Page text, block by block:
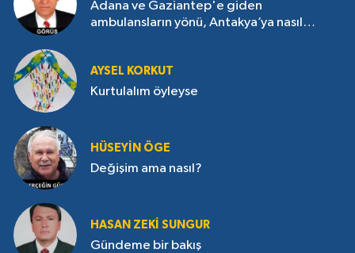
Adana ve Gaziantep'e giden
ambulansların yönü, Antakya’ya nasıl
AYSEL KORKUT
Kurtulalım öyleyse
HÜSEYIN ÖGE
Değişim ama nasıl?
HASAN ZEKI SUNGUR
Gündeme bir bakış